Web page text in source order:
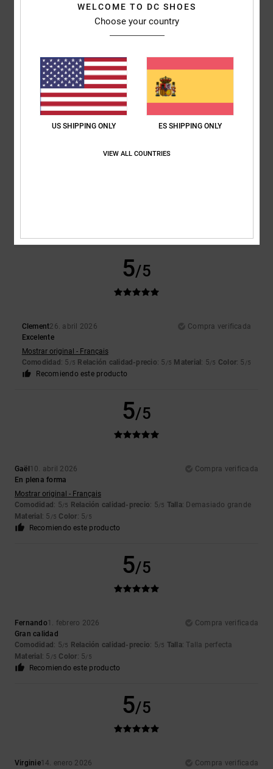
Comodidad: 5/5 Relación calidad-precio
: 5/5 Color: 5/5
3 /5
5/5
Clement26. abril 2026
Compra verificada
Excelente
Mostrar original - Français
Comodidad : 5 /5 Relación calidad-precio: 5 /5 Material : 5/5 Color: 5 /5
Recomiendo este producto
5/5
Gaël 10. abril 2026
Compra verificada
En plena forma
Mostrar original - Français
Comodidad : 5/5 Relación calidad-precio: 5/5 Talla: Demasiado grande
Material : 5 /5 Color: 5/5
Recomiendo este producto
5/5
Fernando1. febrero 2026
Compra verificada
Gran calidad
Comodidad : 5/5 Relación calidad-precio: 5/5 Talla: Talla perfecta
Material : 5 /5 Color: 5/5
Recomiendo este producto
5/5
Virginie14. enero 2026
Compra verificada
WELCOME TO DC SHOES
Choose your country
US SHIPPING ONLY ES SHIPPING ONLY
VIEW ALL COUNTRIES